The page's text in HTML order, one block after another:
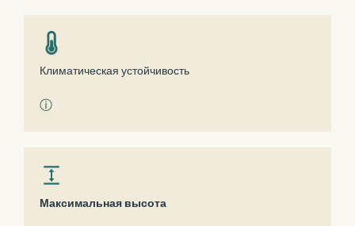
Климатическая устойчивость
ⓘ
Максимальная высота